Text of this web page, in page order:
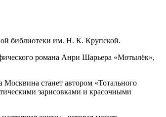
библиотеки им. Н. К. Крупской.
романа Анри Шарьера «Мотылёк»,
станет автором «Тотального
зарисовками и красочными